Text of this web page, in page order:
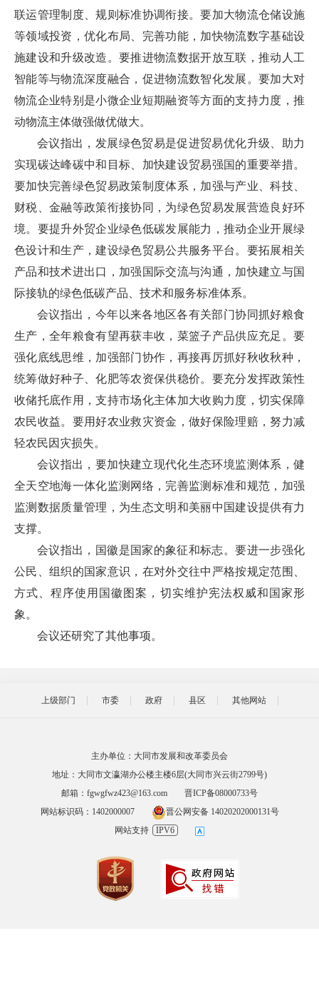
联运管理制度、规则标准协调衔接。要加大物流仓储设施
等领域投资，优化布局、完善功能，加快物流数字基础设
施建设和升级改造。要推进物流数据开放互联，推动人工
智能等与物流深度融合，促进物流数智化发展。要加大对
物流企业特别是小微企业短期融资等方面的支持力度，推
动物流主体做强做优做大。
会议指出，发展绿色贸易是促进贸易优化升级、助力
实现碳达峰碳中和目标、加快建设贸易强国的重要举措。
要加快完善绿色贸易政策制度体系，加强与产业、科技、
财税、金融等政策衔接协同，为绿色贸易发展营造良好环
境。要提升外贸企业绿色低碳发展能力，推动企业开展绿
色设计和生产，建设绿色贸易公共服务平台。要拓展相关
产品和技术进出口，加强国际交流与沟通，加快建立与国
际接轨的绿色低碳产品、技术和服务标准体系。
会议指出，今年以来各地区各有关部门协同抓好粮食
生产，全年粮食有望再获丰收，菜篮子产品供应充足。要
强化底线思维，加强部门协作，再接再厉抓好秋收秋种，
统筹做好种子、化肥等农资保供稳价。要充分发挥政策性
收储托底作用，支持市场化主体加大收购力度，切实保障
农民收益。要用好农业救灾资金，做好保险理赔，努力减
轻农民因灾损失。
会议指出，要加快建立现代化生态环境监测体系，健
全天空地海一体化监测网络，完善监测标准和规范，加强
监测数据质量管理，为生态文明和美丽中国建设提供有力
支撑。
会议指出，国徽是国家的象征和标志。要进一步强化
公民、组织的国家意识，在对外交往中严格按规定范围、
方式、程序使用国徽图案，切实维护宪法权威和国家形
象。
会议还研究了其他事项。
上级部门 市委 政府 县区 其他网站
主办单位：大同市发展和改革委员会
地址：大同市文瀛湖办公楼主楼6层(大同市兴云街2799号)
邮箱：fgwgfwz423@163.com
晋ICP备08000733号
网站标识码：1402000007
晋公网安备 14020202000131号
网站支持
IPV6